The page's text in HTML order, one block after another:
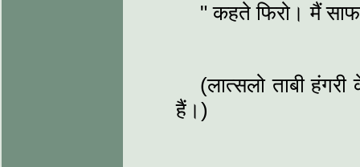
" कहते फिरो। मैं
(लात्सलो ताबी
हैं।)